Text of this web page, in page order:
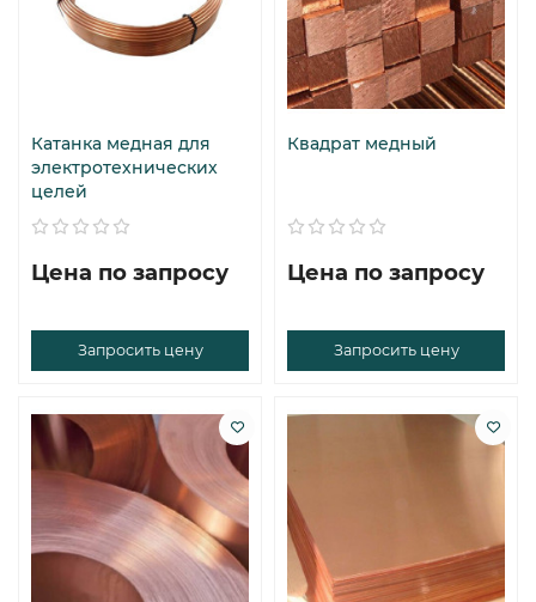
Катанка медная для
электротехнических
целей
Цена по запросу
Запросить цену
Квадрат медный
Цена по запросу
Запросить цену